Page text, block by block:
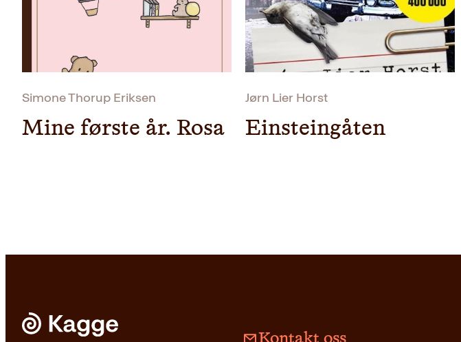
Simone Thorup Eriksen
Mine første år. Rosa
Jørn Lier Horst
Einsteingåten